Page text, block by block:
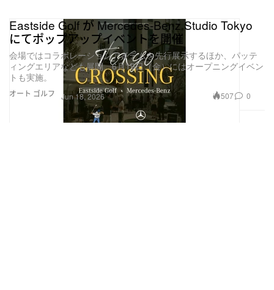
オート ゴルフ
Eastside Golf が Mercedes-Benz Studio Tokyo
にてポップアップイベントを開催
会場ではコラボレーションアイテムを先行展示するほか、パッテ
ィングエリアなども展開。6月19日（金）にはオープニングイベン
トも実施。
Jun 18, 2026 507 0